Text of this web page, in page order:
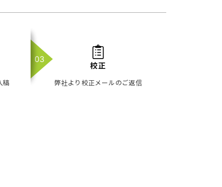
稿
校正
弊社より校正メールのご返信